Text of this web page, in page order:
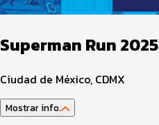
Superman Run 2025
Ciudad de México, CDMX
Mostrar info.